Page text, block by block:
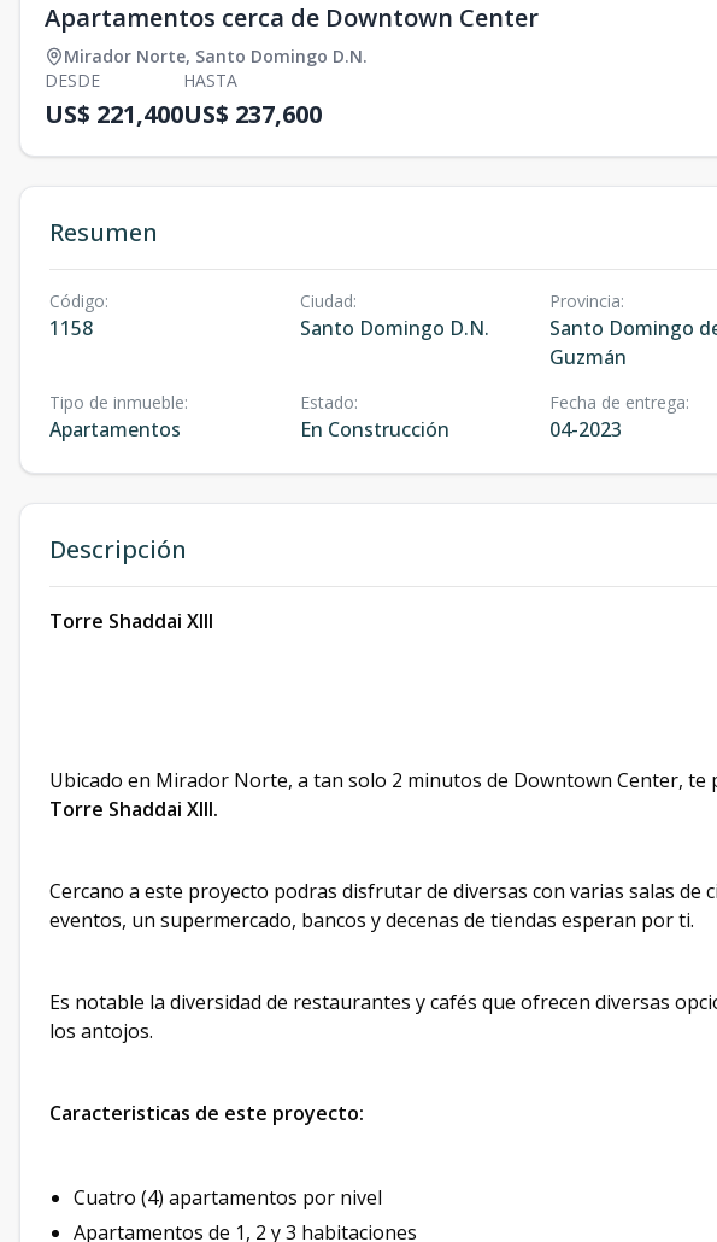
Apartamentos cerca de Downtown Center
Mirador Norte, Santo Domingo D.N.
DESDE
US$ 221,400
HASTA
US$ 237,600
Resumen
Código:
1158
Ciudad:
Santo Domingo D.N.
Provincia:
Santo Domingo
Guzmán
Tipo de inmueble:
Apartamentos
Estado:
En Construcción
Fecha de entrega:
04-2023
Descripción
Torre Shaddai XIII
Ubicado en Mirador Norte, a tan solo 2 minutos de Downtown Center,
Torre Shaddai XIII.
Cercano a este proyecto podras disfrutar de diversas con varias salas de
eventos, un supermercado, bancos y decenas de tiendas esperan por ti.
Es notable la diversidad de restaurantes y cafés que ofrecen diversas
los antojos.
Caracteristicas de este proyecto:
Cuatro (4) apartamentos por nivel
Apartamentos de 1, 2 y 3 habitaciones